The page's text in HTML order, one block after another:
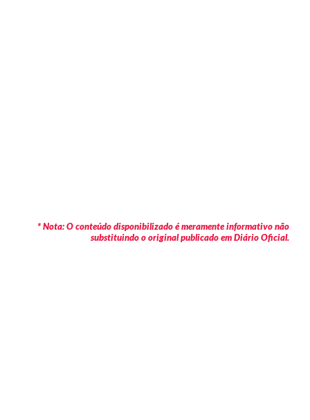
* Nota: O conteúdo disponibilizado é meramente informativo não
substituindo o original publicado em Diário Oficial.